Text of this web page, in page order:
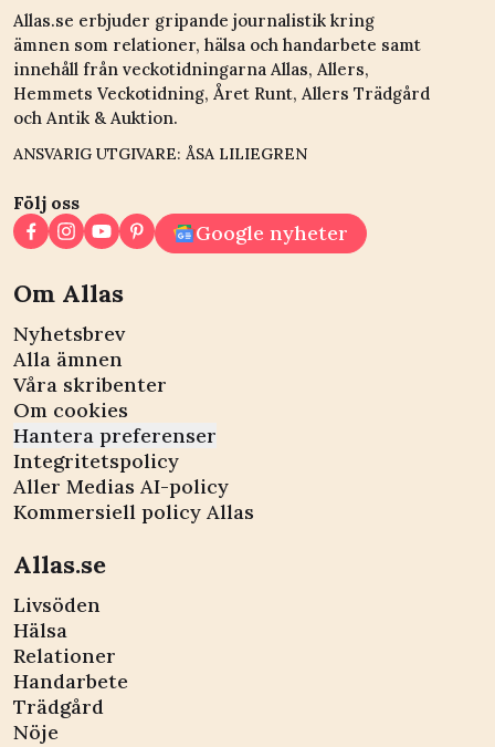
Allas.se erbjuder gripande journalistik kring
ämnen som relationer, hälsa och handarbete samt
innehåll från veckotidningarna Allas, Allers,
Hemmets Veckotidning, Året Runt, Allers Trädgård
och Antik & Auktion.
ANSVARIG UTGIVARE: ÅSA LILIEGREN
Följ oss
Google nyheter
Om Allas
Nyhetsbrev
Alla ämnen
Våra skribenter
Om cookies
Hantera preferenser
Integritetspolicy
Aller Medias AI-policy
Kommersiell policy Allas
Allas.se
Livsöden
Hälsa
Relationer
Handarbete
Trädgård
Nöje